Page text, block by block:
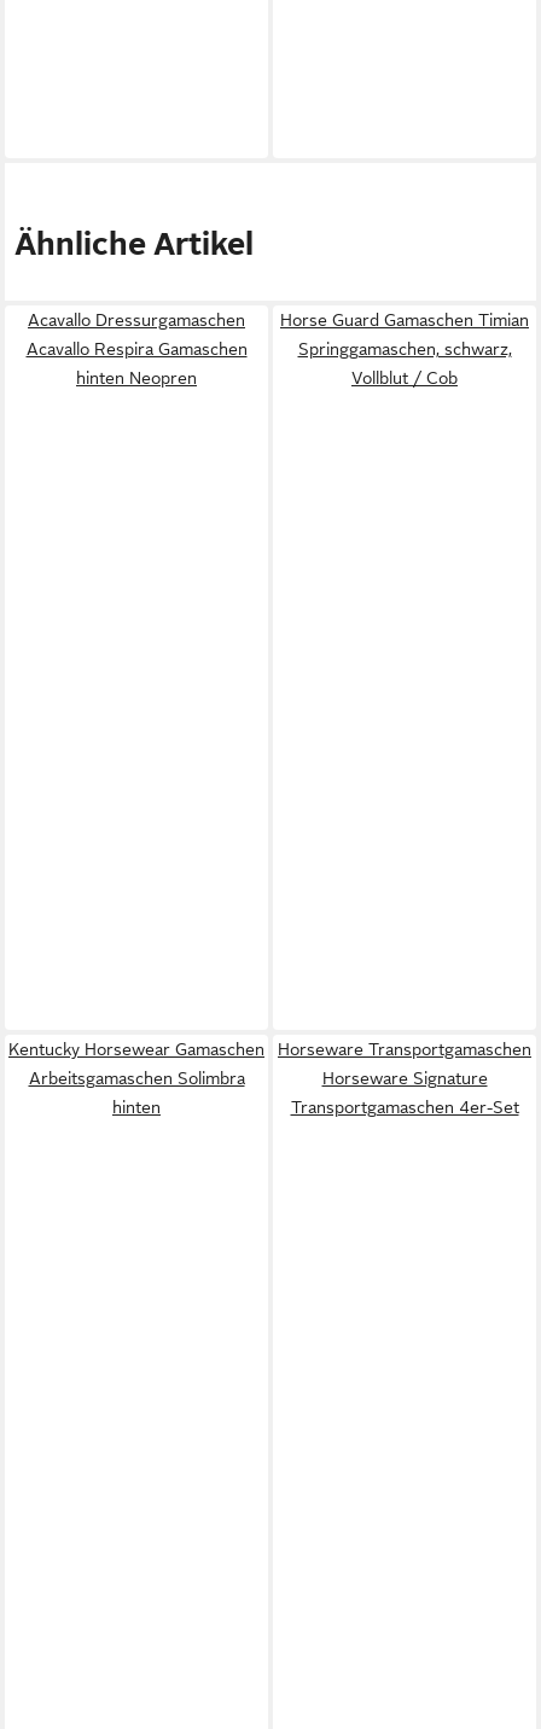
Ähnliche Artikel
Acavallo Dressurgamaschen
Acavallo Respira Gamaschen
hinten Neopren
Horse Guard Gamaschen Timian
Springgamaschen, schwarz,
Vollblut / Cob
Kentucky Horsewear Gamaschen
Arbeitsgamaschen Solimbra
hinten
Horseware Transportgamaschen
Horseware Signature
Transportgamaschen 4er-Set